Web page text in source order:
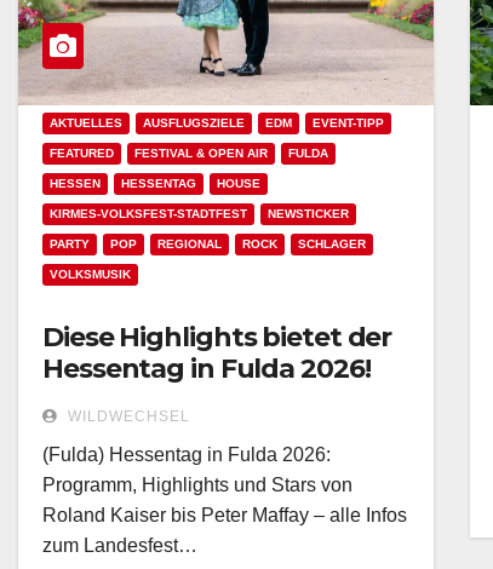
AKTUELLES AUSFLUGSZIELE EDM EVENT-TIPP
FEATURED FESTIVAL & OPEN AIR FULDA
HESSEN HESSENTAG HOUSE
KIRMES-VOLKSFEST-STADTFEST NEWSTICKER
PARTY POP REGIONAL ROCK SCHLAGER
VOLKSMUSIK
Diese Highlights bietet der
Hessentag in Fulda 2026!
WILDWECHSEL
(Fulda) Hessentag in Fulda 2026:
Programm, Highlights und Stars von
Roland Kaiser bis Peter Maffay – alle Infos
zum Landesfest…